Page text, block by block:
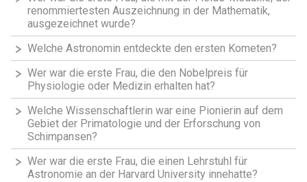
renommiertesten Auszeichnung in der Mathematik,
ausgezeichnet wurde?
Welche Astronomin entdeckte den ersten Kometen?
Wer war die erste Frau, die den Nobelpreis für
Physiologie oder Medizin erhalten hat?
Welche Wissenschaftlerin war eine Pionierin auf dem
Gebiet der Primatologie und der Erforschung von
Schimpansen?
Wer war die erste Frau, die einen Lehrstuhl für
Astronomie an der Harvard University innehatte?